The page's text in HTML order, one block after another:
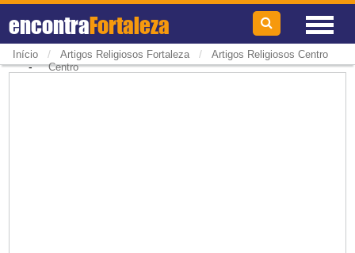
encontraFortaleza
Início / Artigos Religiosos Fortaleza / Artigos Religiosos Centro
-Centro